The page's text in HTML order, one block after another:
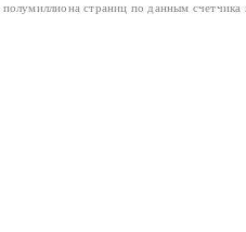
страниц по данным